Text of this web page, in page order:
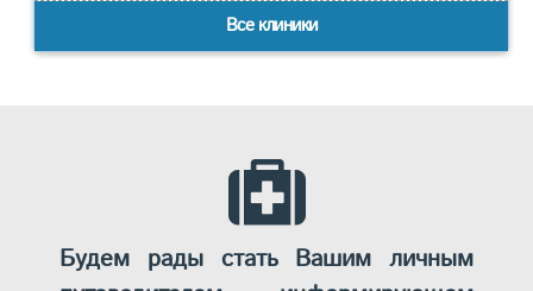
Все клиники
Будем рады стать Вашим личным